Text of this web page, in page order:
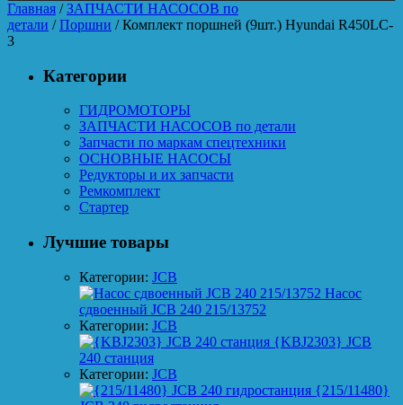
Главная /ЗАПЧАСТИ НАСОСОВ по
детали /Поршни / Комплект поршней (9шт.) Hyundai R450LC-
3
Категории
ГИДРОМОТОРЫ
ЗАПЧАСТИ НАСОСОВ по детали
Запчасти по маркам спецтехники
ОСНОВНЫЕ НАСОСЫ
Редукторы и их запчасти
Ремкомплект
Стартер
Лучшие товары
Категории: JCB
Насос
сдвоенный JCB 240 215/13752
Категории: JCB
{KBJ2303} JCB
240 станция
Категории: JCB
{215/11480}